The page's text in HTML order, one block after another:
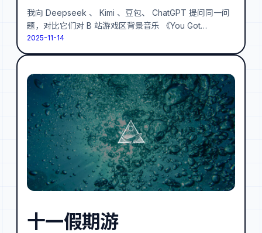
我向 Deepseek 、 Kimi 、豆包、 ChatGPT 提问同一问
题，对比它们对 B 站游戏区背景音乐 《You Got…
2025-11-14
十一假期游